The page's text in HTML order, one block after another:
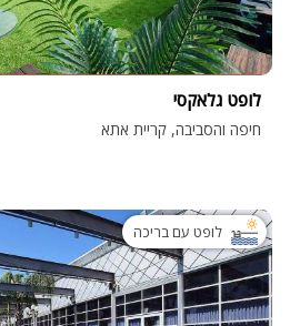
לופט גלאקסי
חיפה והסביבה, קריית אתא
לופט עם בריכה